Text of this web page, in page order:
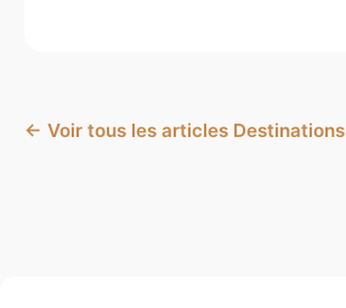
← Voir tous les articles Destinations